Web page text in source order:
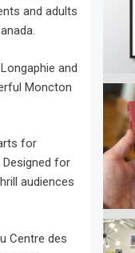
and adults
and
Moncton
for
for
audiences
Centre des